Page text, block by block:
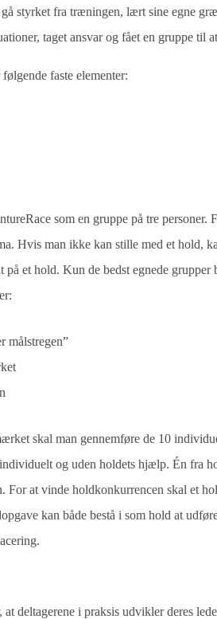
styrket fra træningen, lært sine egne
taget ansvar og fået en gruppe til
faste elementer:
som en gruppe på tre
Hvis man ikke kan stille med et hold,
på et hold. Kun de bedst egnede
målstregen”
skal man gennemføre de 10
og uden holdets hjælp. Én fra
For at vinde holdkonkurrencen skal et
kan både bestå i som hold at
deltagerene i praksis udvikler deres